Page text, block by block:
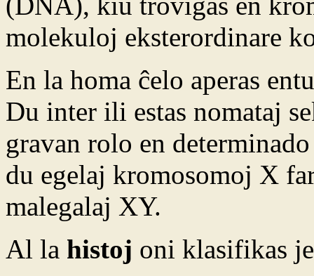
molekuloj eksterordinare
En la homa ĉelo aperas
Du inter ili estas nomataj
gravan rolo en
du egelaj kromosomoj X
malegalaj XY.
Al la histoj oni klasifikas